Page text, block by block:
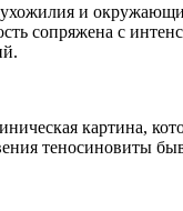
и
сопряжена с
картина,
теносиновиты